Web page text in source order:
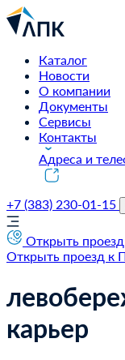
Каталог
Новости
О компании
Документы
Сервисы
Контакты
Адреса и
+7 (383) 230-01-15
Открыть
Открыть проезд к
карьер